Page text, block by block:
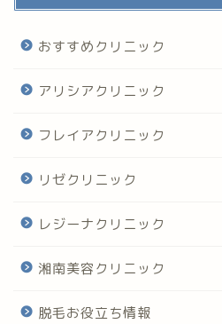
おすすめクリニック
アリシアクリニック
フレイアクリニック
リゼクリニック
レジーナクリニック
湘南美容クリニック
脱毛お役立ち情報